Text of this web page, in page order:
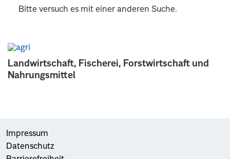
Landwirtschaft, Fischerei, Forstwirtschaft und
Nahrungsmittel
Bitte versuch es mit einer anderen Suche.
Impressum
Datenschutz